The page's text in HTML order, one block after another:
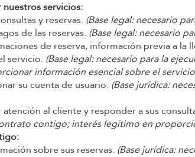
nuestros servicios:
y reservas. (Base legal: necesario
de las reservas. (Base legal: necesario
de reserva, información previa a la
servicio. (Base legal: necesario para la
información esencial sobre el
su cuenta de usuario. (Base jurídica:
al cliente y responder a sus
contigo; interés legítimo en
sobre sus reservas. (Base jurídica: